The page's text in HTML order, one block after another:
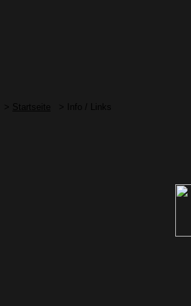
> Startseite > Info / Links